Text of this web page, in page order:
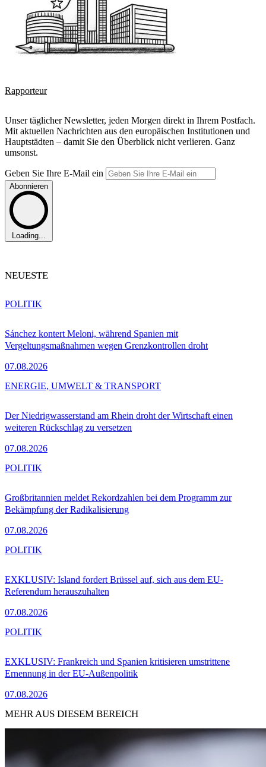
Rapporteur
Unser täglicher Newsletter, jeden Morgen direkt in Ihrem Postfach.
Mit aktuellen Nachrichten aus den europäischen Institutionen und
Hauptstädten – damit Sie den Überblick nicht verlieren. Ganz
umsonst.
Geben Sie Ihre E-Mail ein
Abonnieren
Loading...
NEUESTE
Sánchez kontert Meloni, während Spanien mit
Vergeltungsmaßnahmen wegen Grenzkontrollen droht
07.08.2026
POLITIK
Der Niedrigwasserstand am Rhein droht der Wirtschaft einen
weiteren Rückschlag zu versetzen
07.08.2026
ENERGIE, UMWELT & TRANSPORT
Großbritannien meldet Rekordzahlen bei dem Programm zur
Bekämpfung der Radikalisierung
07.08.2026
POLITIK
EXKLUSIV: Island fordert Brüssel auf, sich aus dem EU-
Referendum herauszuhalten
07.08.2026
POLITIK
EXKLUSIV: Frankreich und Spanien kritisieren umstrittene
Ernennung in der EU-Außenpolitik
07.08.2026
POLITIK
MEHR AUS DIESEM BEREICH